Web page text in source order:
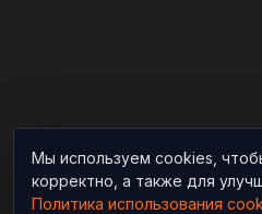
Мы используем cookies,
корректно, а также для
Политика использования